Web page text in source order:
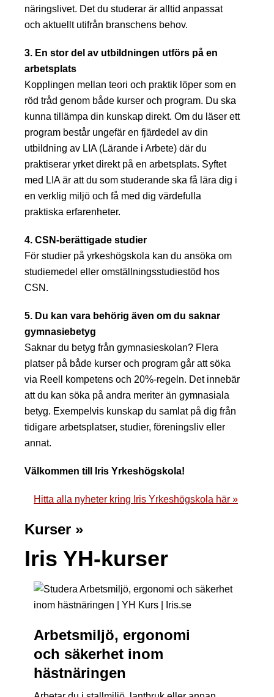
näringslivet. Det du studerar är alltid anpassat
och aktuellt utifrån branschens behov.
3. En stor del av utbildningen utförs på en
arbetsplats
Kopplingen mellan teori och praktik löper som en
röd tråd genom både kurser och program. Du ska
kunna tillämpa din kunskap direkt. Om du läser ett
program består ungefär en fjärdedel av din
utbildning av LIA (Lärande i Arbete) där du
praktiserar yrket direkt på en arbetsplats. Syftet
med LIA är att du som studerande ska få lära dig i
en verklig miljö och få med dig värdefulla
praktiska erfarenheter.
4. CSN-berättigade studier
För studier på yrkeshögskola kan du ansöka om
studiemedel eller omställningsstudiestöd hos
CSN.
5. Du kan vara behörig även om du saknar
gymnasiebetyg
Saknar du betyg från gymnasieskolan? Flera
platser på både kurser och program går att söka
via Reell kompetens och 20%-regeln. Det innebär
att du kan söka på andra meriter än gymnasiala
betyg. Exempelvis kunskap du samlat på dig från
tidigare arbetsplatser, studier, föreningsliv eller
annat.
Välkommen till Iris Yrkeshögskola!
Hitta alla nyheter kring Iris Yrkeshögskola här »
Kurser »
Iris YH-kurser
Arbetsmiljö, ergonomi
och säkerhet inom
hästnäringen